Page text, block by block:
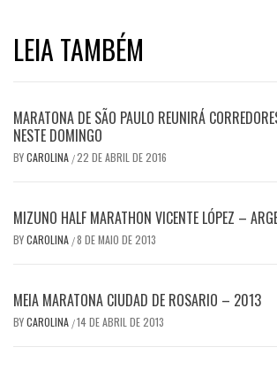
LEIA TAMBÉM
MARATONA DE SÃO PAULO REUNIRÁ
NESTE DOMINGO
BYCAROLINA /22 DE ABRIL DE 2016
MIZUNO HALF MARATHON VICENTE LÓPEZ –
BYCAROLINA /8 DE MAIO DE 2013
MEIA MARATONA CIUDAD DE ROSARIO – 2013
BYCAROLINA /14 DE ABRIL DE 2013